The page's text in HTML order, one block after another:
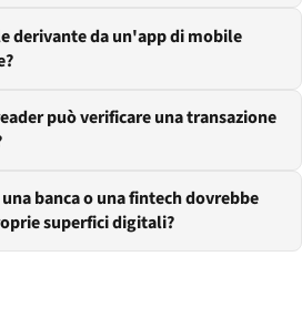
derivante da un'app di mobile
può verificare una transazione
banca o una fintech dovrebbe
superfici digitali?